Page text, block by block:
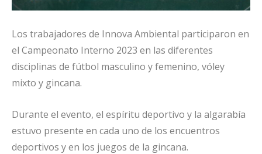
Los trabajadores de Innova Ambiental participaron en
el Campeonato Interno 2023 en las diferentes
disciplinas de fútbol masculino y femenino, vóley
mixto y gincana.
Durante el evento, el espíritu deportivo y la algarabía
estuvo presente en cada uno de los encuentros
deportivos y en los juegos de la gincana.